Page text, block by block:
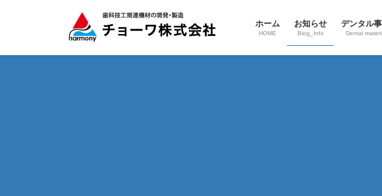
ホーム
HOME
お知らせ
Blog_Info
デンタル
Dental